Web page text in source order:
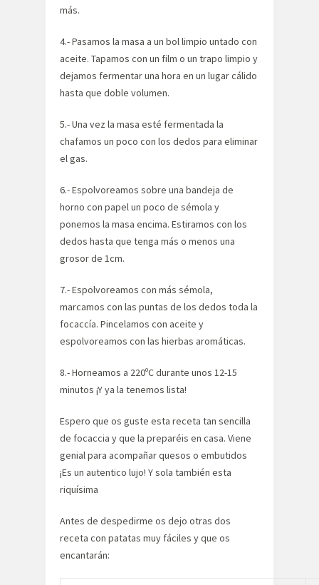
más.
4.- Pasamos la masa a un bol limpio untado con
aceite. Tapamos con un film o un trapo limpio y
dejamos fermentar una hora en un lugar cálido
hasta que doble volumen.
5.- Una vez la masa esté fermentada la
chafamos un poco con los dedos para eliminar
el gas.
6.- Espolvoreamos sobre una bandeja de
horno con papel un poco de sémola y
ponemos la masa encima. Estiramos con los
dedos hasta que tenga más o menos una
grosor de 1cm.
7.- Espolvoreamos con más sémola,
marcamos con las puntas de los dedos toda la
focaccía. Pincelamos con aceite y
espolvoreamos con las hierbas aromáticas.
8.- Horneamos a 220ºC durante unos 12-15
minutos ¡Y ya la tenemos lista!
Espero que os guste esta receta tan sencilla
de focaccia y que la preparéis en casa. Viene
genial para acompañar quesos o embutidos
¡Es un autentico lujo! Y sola también esta
riquísima
Antes de despedirme os dejo otras dos
receta con patatas muy fáciles y que os
encantarán: